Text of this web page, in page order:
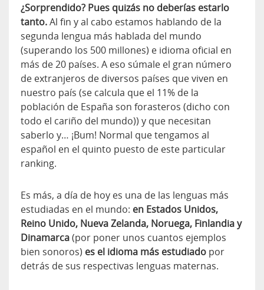
¿Sorprendido? Pues quizás no deberías estarlo
tanto.Al fin y al cabo estamos hablando de la
segunda lengua más hablada del mundo
(superando los 500 millones) e idioma oficial en
más de 20 países. A eso súmale el gran número
de extranjeros de diversos países que viven en
nuestro país (se calcula que el 11% de la
población de España son forasteros (dicho con
todo el cariño del mundo)) y que necesitan
saberlo y… ¡Bum! Normal que tengamos al
español en el quinto puesto de este particular
ranking.
Es más, a día de hoy es una de las lenguas más
estudiadas en el mundo: en Estados Unidos,
Reino Unido, Nueva Zelanda, Noruega, Finlandia y
Dinamarca(por poner unos cuantos ejemplos
bien sonoros) es el idioma más estudiado por
detrás de sus respectivas lenguas maternas.